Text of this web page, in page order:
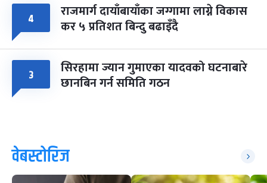
४ राजमार्ग दायाँबायाँका जग्गामा लाग्ने विकास
कर ५ प्रतिशत बिन्दु बढाइँदै
३ सिरहामा ज्यान गुमाएका यादवको घटनाबारे
छानबिन गर्न समिति गठन
वेबस्टोरिज